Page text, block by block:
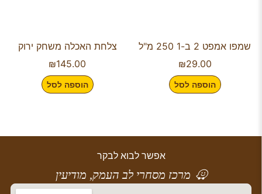
שמפו אמפט 2 ב-1 250 מ"ל
₪29.00
הוספה לסל
צלחת האכלה משחק ירוק
₪145.00
הוספה לסל
אפשר לבוא לבקר
מרכז מסחרי לב העמק, מודיעין